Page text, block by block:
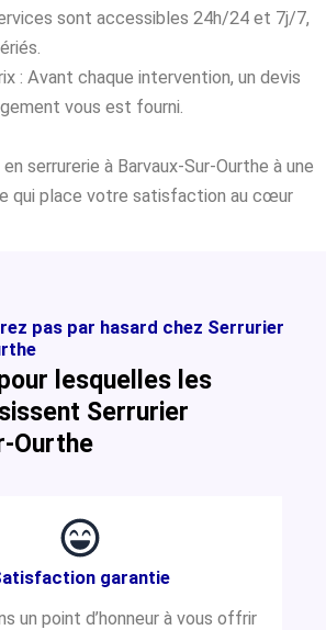
sont accessibles 24h/24 et 7j/7,
: Avant chaque intervention, un devis
vous est fourni.
serrurerie à Barvaux-Sur-Ourthe à une
qui place votre satisfaction au cœur
pas par hasard chez Serrurier
lesquelles les
Serrurier
Ourthe
garantie
un point d’honneur à vous offrir